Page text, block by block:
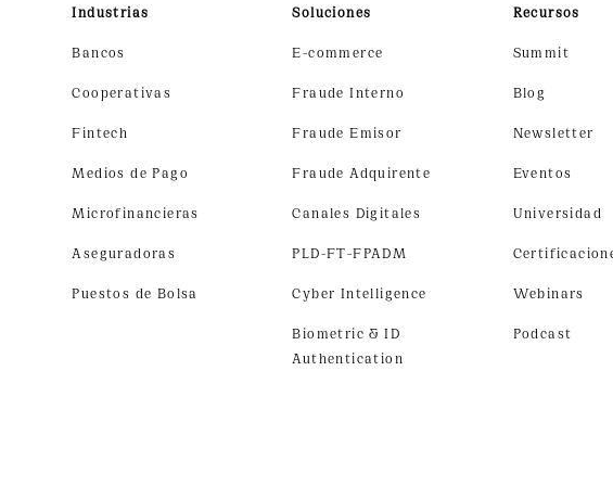
Industrias
Bancos
Cooperativas
Fintech
Medios de Pago
Microfinancieras
Aseguradoras
Puestos de Bolsa
Soluciones
E-commerce
Fraude Interno
Fraude Emisor
Fraude Adquirente
Canales Digitales
PLD-FT-FPADM
Cyber Intelligence
Biometric & ID
Authentication
Recursos
Summit
Blog
Newsletter
Eventos
Universidad
Webinars
Podcast